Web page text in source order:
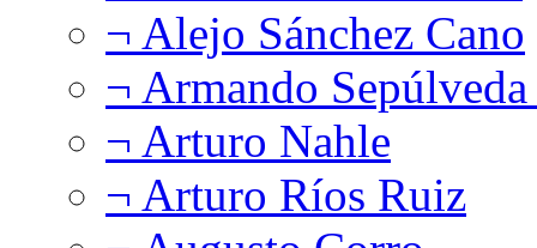
¬ Alejo Sánchez Cano
¬ Armando
¬ Arturo Nahle
¬ Arturo Ríos Ruiz